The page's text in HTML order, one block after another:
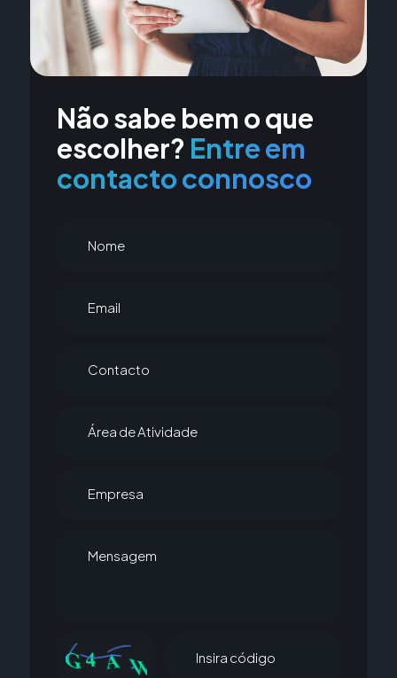
Mensagem
Insira código
Não sabe bem o que
escolher? Entre em
contacto connosco
Nome
Email
Contacto
Área de Atividade
Empresa
Mensagem
Insira código